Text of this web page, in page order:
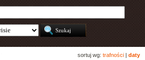
sortuj wg: trafności daty